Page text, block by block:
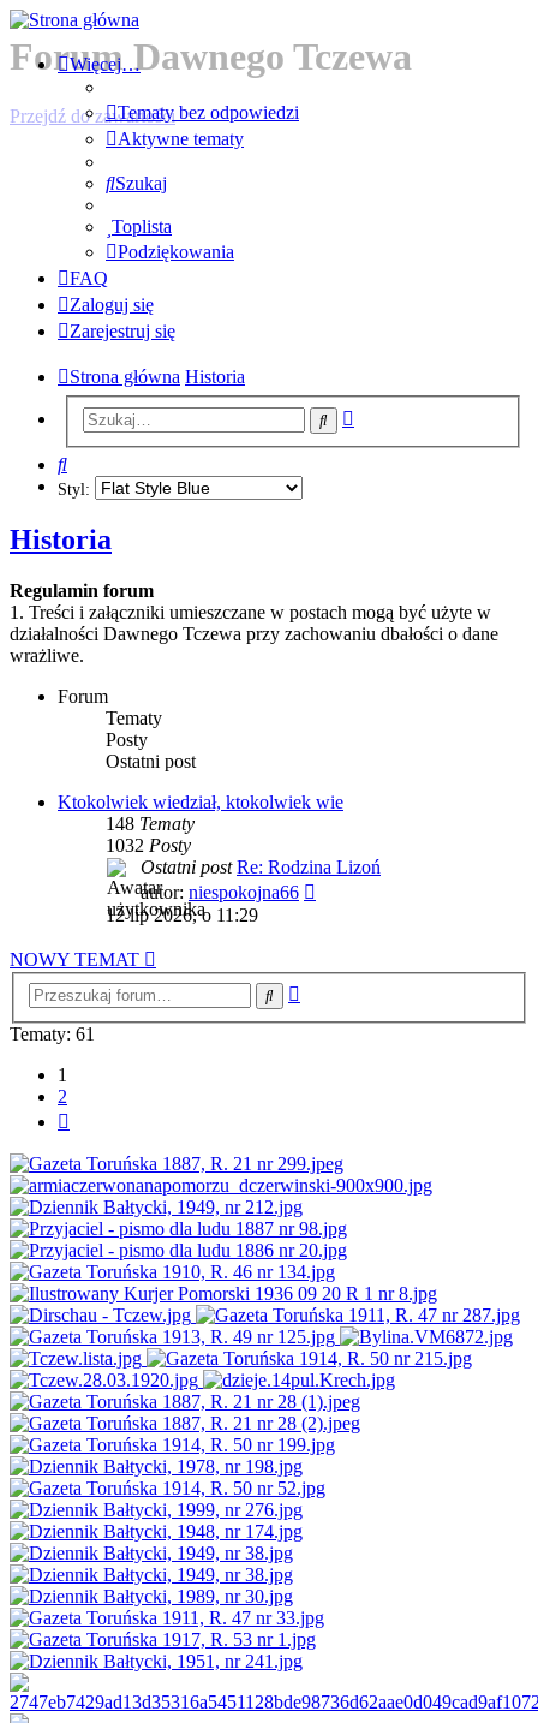
Forum Dawnego Tczewa
Przejdź do zawartości
Więcej…
Tematy bez odpowiedzi
Aktywne tematy
Szukaj
Toplista
Podziękowania
FAQ
Zaloguj się
Zarejestruj się
Strona główna Historia
Szukaj
Szukaj
Styl:
Historia
Regulamin forum
1. Treści i załączniki umieszczane w postach mogą być użyte w
działalności Dawnego Tczewa przy zachowaniu dbałości o dane
wrażliwe.
Forum
Tematy
Posty
Ostatni post
Ktokolwiek wiedział, ktokolwiek wie
148 Tematy
1032 Posty
Ostatni post Re: Rodzina Lizoń
autor: niespokojna66
12 lip 2026, o 11:29
NOWY TEMAT
Szukaj
Tematy: 61
1
2